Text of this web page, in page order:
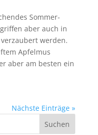
Sommer-
aber auch in
werden.
Apfelmus
aber am besten ein
Nächste Einträge »
Suchen